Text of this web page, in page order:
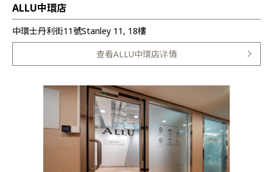
ALLU中環店
中環士丹利街11號Stanley 11, 18樓
查看ALLU中環店详情